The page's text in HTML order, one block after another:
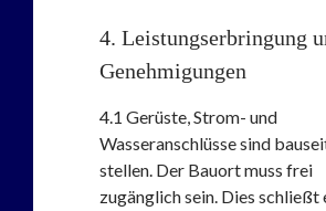
4. Leistungserbringung
Genehmigungen
4.1 Gerüste, Strom- und
Wasseranschlüsse sind
stellen. Der Bauort muss frei
zugänglich sein. Dies schließt